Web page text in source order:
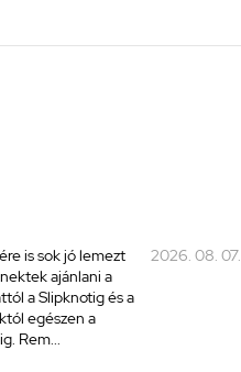
is sok jó lemezt
ajánlani a
a Slipknotig és a
egészen a
Rem...
2026. 08. 07.